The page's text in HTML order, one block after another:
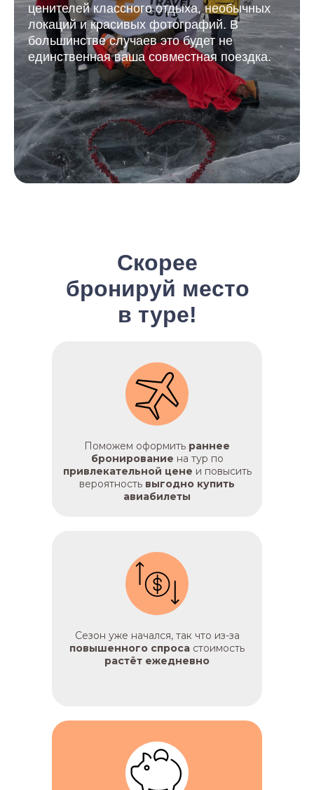
ценителей классного отдыха, необычных
локаций и красивых фотографий. В
большинстве случаев это будет не
единственная ваша совместная поездка.
Поможем оформить раннее
бронирование на тур по
привлекательной цене и повысить
вероятность выгодно купить
авиабилеты
Сезон уже начался, так что из-за
повышенного спроса стоимость
растёт ежедневно
Скорее
бронируй место
в туре!